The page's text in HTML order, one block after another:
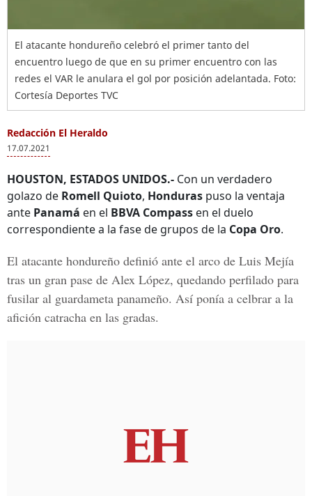
El atacante hondureño celebró el primer tanto del
encuentro luego de que en su primer encuentro con las
redes el VAR le anulara el gol por posición adelantada. Foto:
Cortesía Deportes TVC
Redacción El Heraldo
17.07.2021
HOUSTON, ESTADOS UNIDOS.- Con un verdadero
golazo de Romell Quioto, Honduras puso la ventaja
ante Panamá en el BBVA Compass en el duelo
correspondiente a la fase de grupos de la Copa Oro.
El atacante hondureño definió ante el arco de Luis Mejía
tras un gran pase de Alex López, quedando perfilado para
fusilar al guardameta panameño. Así ponía a celbrar a la
afición catracha en las gradas.